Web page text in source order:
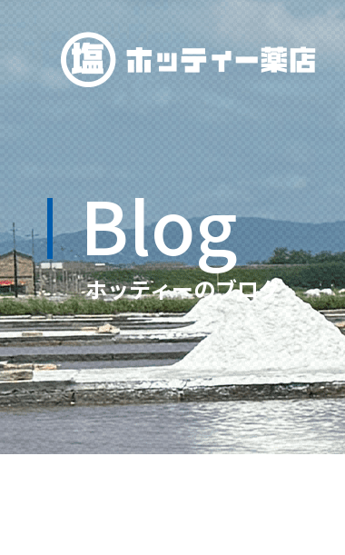
Blog
ホッティーのブログ